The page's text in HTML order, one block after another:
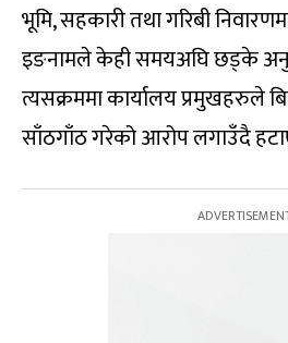
भूमि, सहकारी तथा गरिबी
इङनामले केही समयअघि छड्के
त्यसक्रममा कार्यालय प्रमुखहरुले
साँठगाँठ गरेको आरोप लगाउँदै